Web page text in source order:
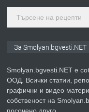
ПРЕДЛАГА
За Smolyan.bgvesti.NET
Smolyan.bgvesti.NET е
ООД. Всички статии,
графични и видео
собственост на